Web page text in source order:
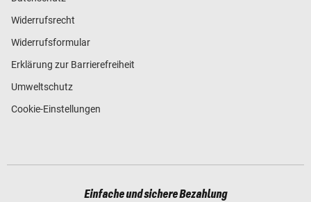
Widerrufsrecht
Widerrufsformular
Erklärung zur Barrierefreiheit
Umweltschutz
Cookie-Einstellungen
Einfache und sichere Bezahlung